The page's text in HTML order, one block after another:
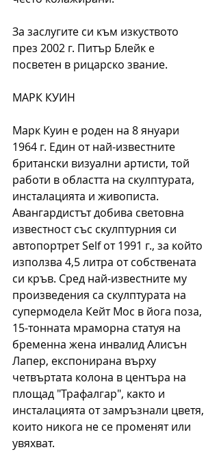
За заслугите си към изкуството
през 2002 г. Питър Блейк е
посветен в рицарско звание.
МАРК КУИН
Марк Куин е роден на 8 януари
1964 г. Един от най-известните
британски визуални артисти, той
работи в областта на скулптурата,
инсталацията и живописта.
Авангардистът добива световна
известност със скулптурния си
автопортрет Self от 1991 г., за който
използва 4,5 литра от собствената
си кръв. Сред най-известните му
произведения са скулптурата на
супермодела Кейт Мос в йога поза,
15-тонната мраморна статуя на
бременна жена инвалид Алисън
Лапер, експонирана върху
четвъртата колона в центъра на
площад "Трафалгар", както и
инсталацията от замръзнали цветя,
които никога не се променят или
увяхват.